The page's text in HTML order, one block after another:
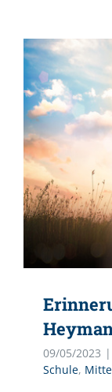
09/05/2023 |
Schule,